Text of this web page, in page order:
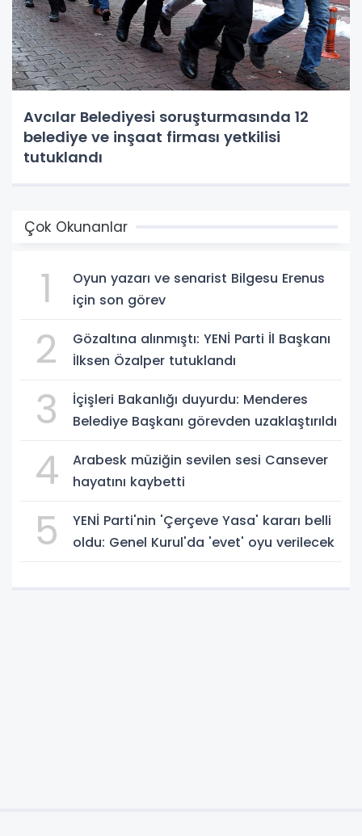
Avcılar Belediyesi soruşturmasında 12
belediye ve inşaat firması yetkilisi
tutuklandı
Çok Okunanlar
1
Oyun yazarı ve senarist Bilgesu Erenus
için son görev
2
Gözaltına alınmıştı: YENİ Parti İl Başkanı
İlksen Özalper tutuklandı
3
İçişleri Bakanlığı duyurdu: Menderes
Belediye Başkanı görevden uzaklaştırıldı
4
Arabesk müziğin sevilen sesi Cansever
hayatını kaybetti
5
YENİ Parti'nin 'Çerçeve Yasa' kararı belli
oldu: Genel Kurul'da 'evet' oyu verilecek